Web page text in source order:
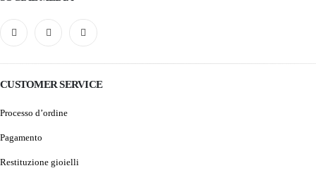
CUSTOMER SERVICE
Processo d’ordine
Pagamento
Restituzione gioielli